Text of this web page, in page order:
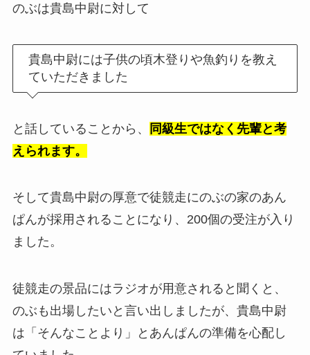
のぶは貴島中尉に対して
貴島中尉には子供の頃木登りや魚釣りを教え
ていただきました
と話していることから、
同級生ではなく先輩と考
えられます。
そして貴島中尉の厚意で徒競走にのぶの家のあん
ぱんが採用されることになり、200個の受注が入り
ました。
徒競走の景品にはラジオが用意されると聞くと、
のぶも出場したいと言い出しましたが、貴島中尉
は「そんなことより」とあんぱんの準備を心配し